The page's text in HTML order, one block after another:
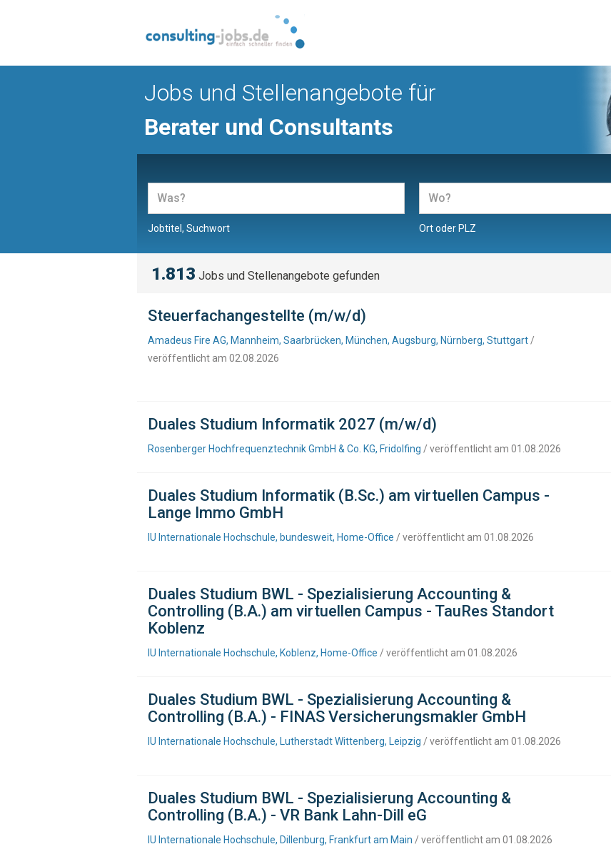
Jobs und Stellenangebote für
Berater und Consultants
Jobtitel, Suchwort Ort oder PLZ
1.813 Jobs und Stellenangebote gefunden
Steuerfachangestellte (m/w/d)
Amadeus Fire AG, Mannheim, Saarbrücken, München, Augsburg, Nürnberg, Stuttgart /
veröffentlicht am 02.08.2026
Duales Studium Informatik 2027 (m/w/d)
Rosenberger Hochfrequenztechnik GmbH & Co. KG, Fridolfing / veröffentlicht am 01.08.2026
Duales Studium Informatik (B.Sc.) am virtuellen Campus -
Lange Immo GmbH
IU Internationale Hochschule, bundesweit, Home-Office / veröffentlicht am 01.08.2026
Duales Studium BWL - Spezialisierung Accounting &
Controlling (B.A.) am virtuellen Campus - TauRes Standort
Koblenz
IU Internationale Hochschule, Koblenz, Home-Office / veröffentlicht am 01.08.2026
Duales Studium BWL - Spezialisierung Accounting &
Controlling (B.A.) - FINAS Versicherungsmakler GmbH
IU Internationale Hochschule, Lutherstadt Wittenberg, Leipzig / veröffentlicht am 01.08.2026
Duales Studium BWL - Spezialisierung Accounting &
Controlling (B.A.) - VR Bank Lahn-Dill eG
IU Internationale Hochschule, Dillenburg, Frankfurt am Main / veröffentlicht am 01.08.2026